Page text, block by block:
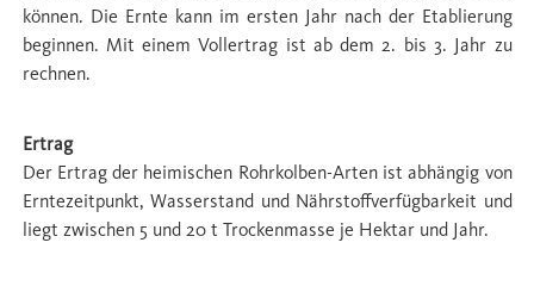
können. Die Ernte kann im ersten Jahr nach der Etablierung
beginnen. Mit einem Vollertrag ist ab dem 2. bis 3. Jahr zu
rechnen.
Ertrag
Der Ertrag der heimischen Rohrkolben-Arten ist abhängig von
Erntezeitpunkt, Wasserstand und Nährstoffverfügbarkeit und
liegt zwischen 5 und 20 t Trockenmasse je Hektar und Jahr.